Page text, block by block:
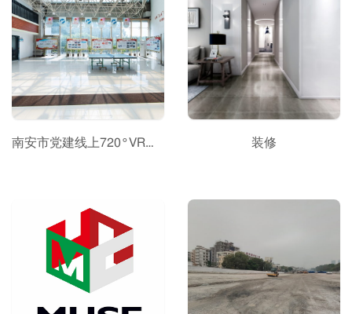
南安市党建线上720°VR展厅 装修